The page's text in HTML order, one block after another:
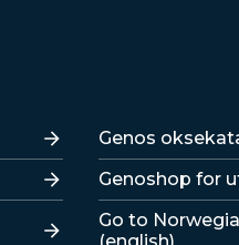
Lenker
Genos
Genoshop for
Go to
(english)